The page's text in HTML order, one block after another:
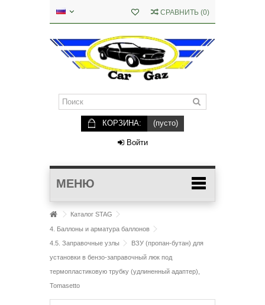
СРАВНИТЬ (0)
КОРЗИНА: (пусто)
Войти
МЕНЮ
Каталог STAG
4. Баллоны и арматура баллонов
4.5. Заправочные узлы
ВЗУ (пропан-бутан) для
установки в бензо-заправочный люк под
термопластиковую трубку (удлиненный адаптер),
Tomasetto